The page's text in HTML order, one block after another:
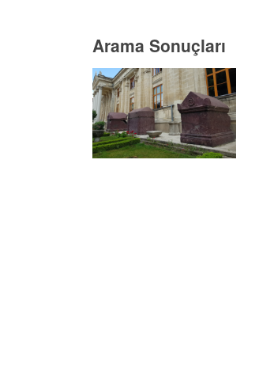
Arama Sonuçları